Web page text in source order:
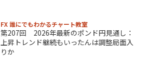
FX 誰にでもわかるチャート教室
第207回 2026年最新のポンド円見通し：
上昇トレンド継続もいったんは調整局面入
りか